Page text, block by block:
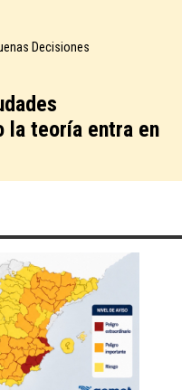
Decisiones
la teoría entra en